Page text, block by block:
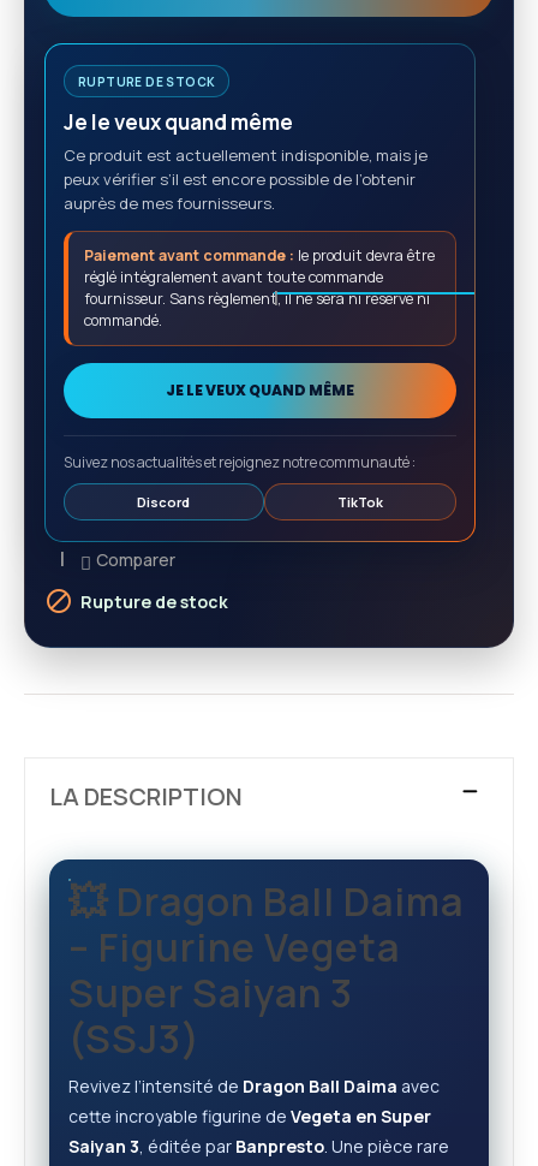
RUPTURE DE STOCK
Je le veux quand même
Ce produit est actuellement indisponible, mais je
peux vérifier s’il est encore possible de l’obtenir
auprès de mes fournisseurs.
Paiement avant commande : le produit devra être
réglé intégralement avant toute commande
fournisseur. Sans règlement, il ne sera ni réservé ni
commandé.
JE LE VEUX QUAND MÊME
Suivez nos actualités et rejoignez notre communauté :
Discord TikTok
Comparer
 Rupture de stock
LA DESCRIPTION
💥 Dragon Ball Daima
– Figurine Vegeta
Super Saiyan 3
(SSJ3)
Revivez l’intensité de Dragon Ball Daima avec
cette incroyable figurine de Vegeta en Super
Saiyan 3, éditée par Banpresto. Une pièce rare